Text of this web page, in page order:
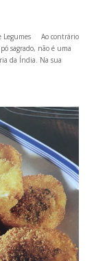
Legumes Ao contrário
sagrado, não é uma
da Índia. Na sua